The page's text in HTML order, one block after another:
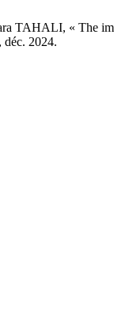
TAHALI, « The
déc. 2024.